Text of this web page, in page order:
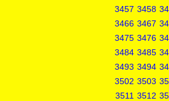
3457 3458
3466 3467
3475 3476
3484 3485
3493 3494
3502 3503
3511 3512